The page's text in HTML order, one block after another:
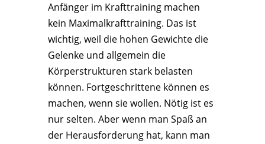
Anfänger im Krafttraining machen
kein Maximalkrafttraining. Das ist
wichtig, weil die hohen Gewichte die
Gelenke und allgemein die
Körperstrukturen stark belasten
können. Fortgeschrittene können es
machen, wenn sie wollen. Nötig ist es
nur selten. Aber wenn man Spaß an
der Herausforderung hat, kann man